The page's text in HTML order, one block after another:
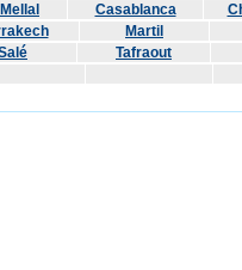
Casablanca
Martil
Tafraout